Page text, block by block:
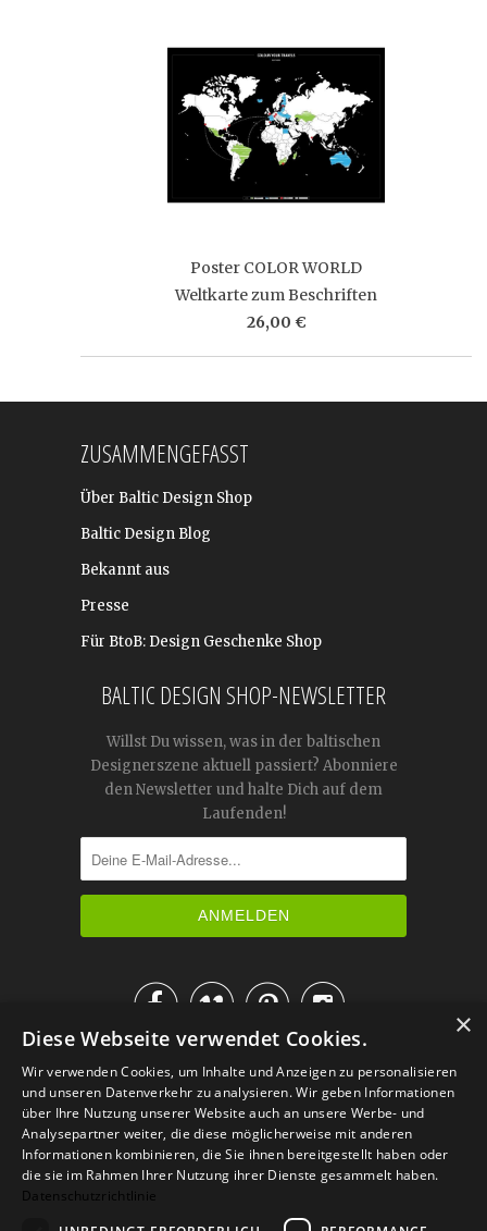
Poster COLOR WORLD
Weltkarte zum Beschriften
26,00 €
ZUSAMMENGEFASST
Über Baltic Design Shop
Baltic Design Blog
Bekannt aus
Presse
Für BtoB: Design Geschenke Shop
BALTIC DESIGN SHOP-NEWSLETTER
Willst Du wissen, was in der baltischen
Designerszene aktuell passiert? Abonniere
den Newsletter und halte Dich auf dem
Laufenden!

IM KATALOG BLÄTTERN
×
Diese Webseite verwendet Cookies.
Wir verwenden Cookies, um Inhalte und Anzeigen zu personalisieren
und unseren Datenverkehr zu analysieren. Wir geben Informationen
über Ihre Nutzung unserer Website auch an unsere Werbe- und
Analysepartner weiter, die diese möglicherweise mit anderen
Informationen kombinieren, die Sie ihnen bereitgestellt haben oder
die sie im Rahmen Ihrer Nutzung ihrer Dienste gesammelt haben.
Datenschutzrichtlinie